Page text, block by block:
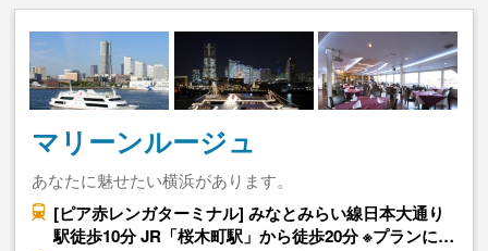
マリーンルージュ
あなたに魅せたい横浜があります。
[ピア赤レンガターミナル] みなとみらい線日本大通り
駅徒歩10分 JR「桜木町駅」から徒歩20分 ※プランに…